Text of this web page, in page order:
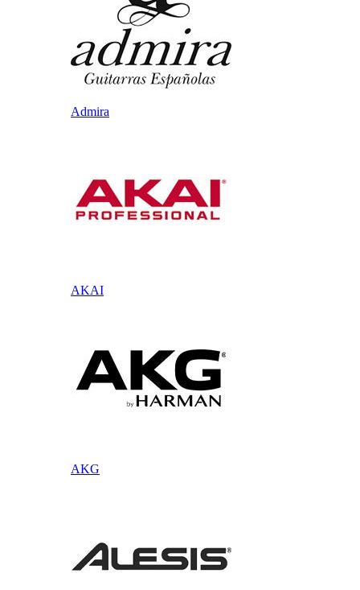
Admira
AKAI
AKG